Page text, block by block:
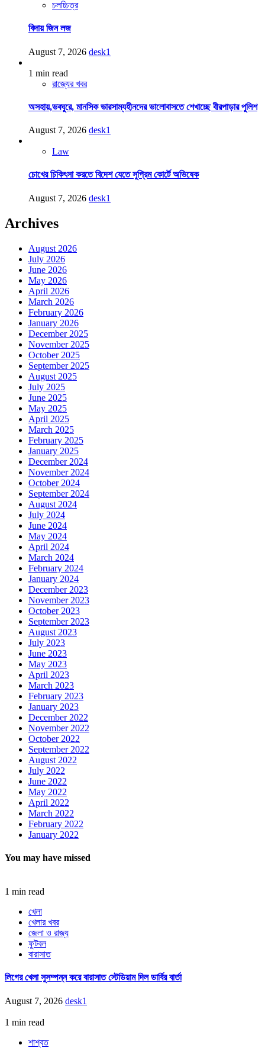
চলচ্চিত্র
বিদায় জিন লজ
August 7, 2026 desk1
1 min read
রাজ্যের খবর
অসহায়,ভবঘুরে, মানসিক ভারসাম্যহীনদের ভালোবাসতে শেখাচ্ছে বীরপাড়ার পুলিশ
August 7, 2026 desk1
Law
চোখের চিকিৎসা করতে বিদেশ যেতে সুপ্রিম কোর্টে অভিষেক
August 7, 2026 desk1
Archives
August 2026
July 2026
June 2026
May 2026
April 2026
March 2026
February 2026
January 2026
December 2025
November 2025
October 2025
September 2025
August 2025
July 2025
June 2025
May 2025
April 2025
March 2025
February 2025
January 2025
December 2024
November 2024
October 2024
September 2024
August 2024
July 2024
June 2024
May 2024
April 2024
March 2024
February 2024
January 2024
December 2023
November 2023
October 2023
September 2023
August 2023
July 2023
June 2023
May 2023
April 2023
March 2023
February 2023
January 2023
December 2022
November 2022
October 2022
September 2022
August 2022
July 2022
June 2022
May 2022
April 2022
March 2022
February 2022
January 2022
You may have missed
1 min read
খেলা
খেলার খবর
জেলা ও রাজ্য
ফুটবল
বারাসাত
লিগের খেলা সুসম্পন্ন করে বারাসাত স্টেডিয়াম দিল ডার্বির বার্তা
August 7, 2026 desk1
1 min read
শাশ্বত